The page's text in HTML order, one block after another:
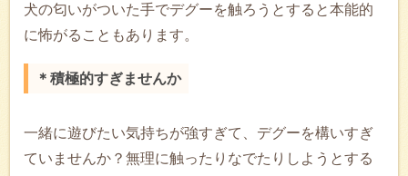
犬の匂いがついた手でデグーを触ろうとすると本能的
に怖がることもあります。
＊積極的すぎませんか
一緒に遊びたい気持ちが強すぎて、デグーを構いすぎ
ていませんか？無理に触ったりなでたりしようとする